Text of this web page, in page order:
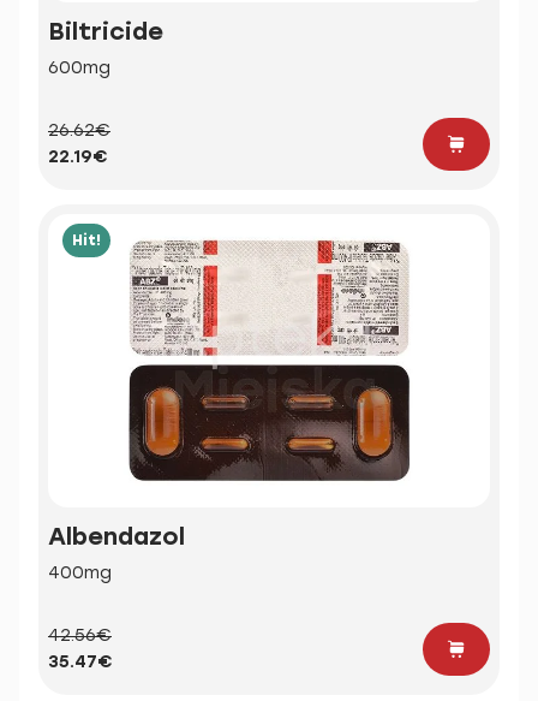
Biltricide
600mg
26.62€
22.19€
Hit!
Albendazol
400mg
42.56€
35.47€